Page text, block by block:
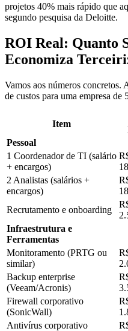
projetos 40% mais rápido que
segundo pesquisa da Deloitte.
ROI Real: Quanto
Economiza
Vamos aos números concretos.
de custos para uma empresa de
Item
Pessoal
1 Coordenador de TI (salário
+ encargos)
2 Analistas (salários +
encargos)
Recrutamento e onboarding
Infraestrutura e
Ferramentas
Monitoramento (PRTG ou
similar)
Backup enterprise
(Veeam/Acronis)
Firewall corporativo
(SonicWall)
Antivírus corporativo